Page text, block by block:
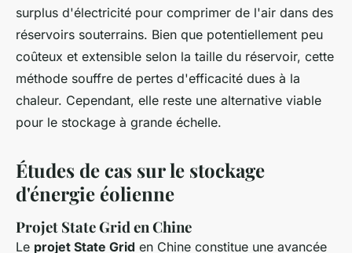
surplus d'électricité pour comprimer de l'air dans des
réservoirs souterrains. Bien que potentiellement peu
coûteux et extensible selon la taille du réservoir, cette
méthode souffre de pertes d'efficacité dues à la
chaleur. Cependant, elle reste une alternative viable
pour le stockage à grande échelle.
Études de cas sur le stockage
d'énergie éolienne
Projet State Grid en Chine
Le projet State Grid en Chine constitue une avancée